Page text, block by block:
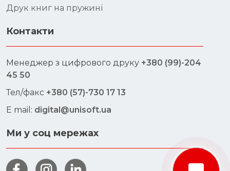
Друк книг на пружині
Контакти
Менеджер з цифрового друку +380 (99)-204
45 50
Тел/факс +380 (57)-730 17 13
E mail: digital@unisoft.ua
Ми у соц мережах